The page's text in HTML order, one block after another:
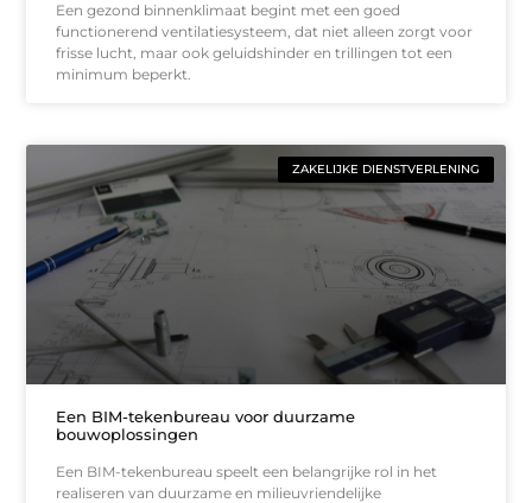
Een gezond binnenklimaat begint met een goed
functionerend ventilatiesysteem, dat niet alleen zorgt voor
frisse lucht, maar ook geluidshinder en trillingen tot een
minimum beperkt.
ZAKELIJKE DIENSTVERLENING
Een BIM-tekenbureau voor duurzame
bouwoplossingen
Een BIM-tekenbureau speelt een belangrijke rol in het
realiseren van duurzame en milieuvriendelijke